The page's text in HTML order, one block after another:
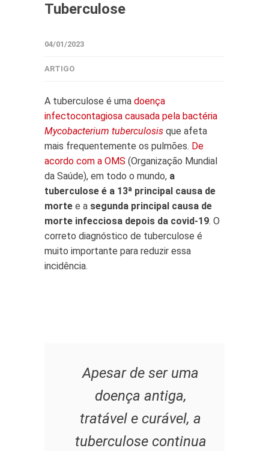
Tuberculose
04/01/2023
ARTIGO
A tuberculose é uma doença
infectocontagiosa causada pela bactéria
Mycobacterium tuberculosis que afeta
mais frequentemente os pulmões. De
acordo com a OMS (Organização Mundial
da Saúde), em todo o mundo, a
tuberculose é a 13ª principal causa de
morte e a segunda principal causa de
morte infecciosa depois da covid-19. O
correto diagnóstico de tuberculose é
muito importante para reduzir essa
incidência.
Apesar de ser uma
doença antiga,
tratável e curável, a
tuberculose continua